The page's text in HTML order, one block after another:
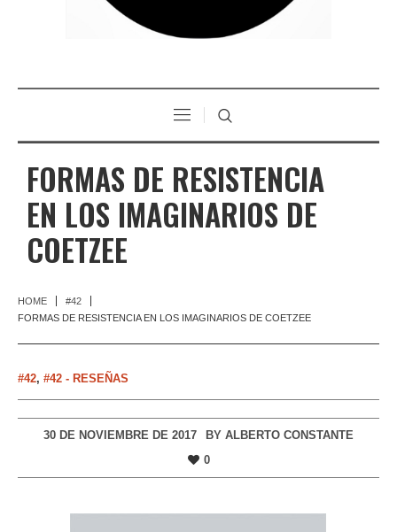
FORMAS DE RESISTENCIA
EN LOS IMAGINARIOS DE
COETZEE
HOME
#42
FORMAS DE RESISTENCIA EN LOS IMAGINARIOS DE COETZEE
#42, #42 - RESEÑAS
30 DE NOVIEMBRE DE 2017 BY ALBERTO CONSTANTE
0